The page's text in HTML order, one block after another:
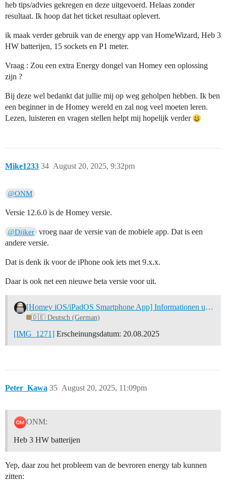
heb tips/advies gekregen en deze uitgevoerd. Helaas zonder
resultaat. Ik hoop dat het ticket resultaat oplevert.
ik maak verder gebruik van de energy app van HomeWizard, Heb 3
HW batterijen, 15 sockets en P1 meter.
Vraag : Zou een extra Energy dongel van Homey een oplossing
zijn ?
Bij deze wel bedankt dat jullie mij op weg geholpen hebben. Ik ben
een beginner in de Homey wereld en zal nog veel moeten leren.
Lezen, luisteren en vragen stellen helpt mij hopelijk verder
Mike1233 August 20, 2025, 9:32pm
34
@ONM
Versie 12.6.0 is de Homey versie.
@Dijker vroeg naar de versie van de mobiele app. Dat is een
andere versie.
Dat is denk ik voor de iPhone ook iets met 9.x.x.
Daar is ook net een nieuwe beta versie voor uit.
[Homey iOS/iPadOS Smartphone App] Informationen und Diskussionen zu neuen App-Updates
🇩🇪 Deutsch (German)
[IMG_1271] Erscheinungsdatum: 20.08.2025
Peter_Kawa August 20, 2025, 11:09pm
35
ONM:
Heb 3 HW batterijen
Yep, daar zou het probleem van de bevroren energy tab kunnen
zitten: